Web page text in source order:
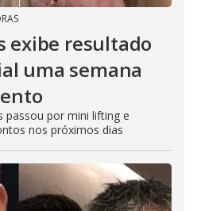
exibe resultado
uma semana
passou por mini lifting e
nos próximos dias